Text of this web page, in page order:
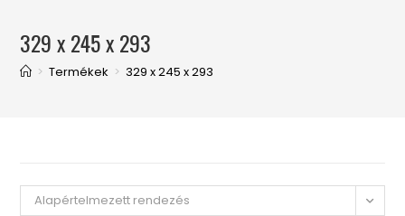
329 x 245 x 293
> Termékek > 329 x 245 x 293
Alapértelmezett rendezés